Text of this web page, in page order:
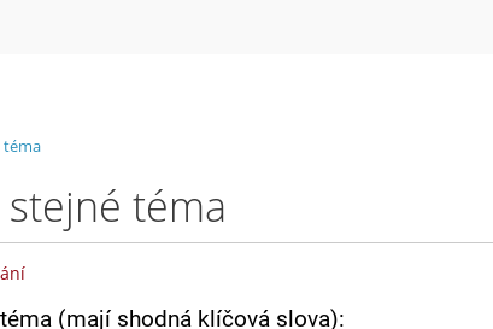
téma
stejné téma
(mají shodná klíčová slova):